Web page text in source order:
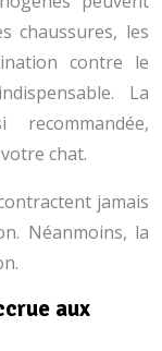
chaussures, les
contre le
La
chat.
jamais
Néanmoins, la
aux